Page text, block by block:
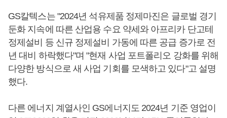
GS칼텍스는 "2024년 석유제품 정제마진은 글로벌 경기
둔화 지속에 따른 산업용 수요 약세와 아프리카 단고테
정제설비 등 신규 정제설비 가동에 따른 공급 증가로 전
년 대비 하락했다"며 "현재 사업 포트폴리오 강화를 위해
다양한 방식으로 새 사업 기회를 모색하고 있다"고 설명
했다.
다른 에너지 계열사인 GS에너지도 2024년 기준 영업이